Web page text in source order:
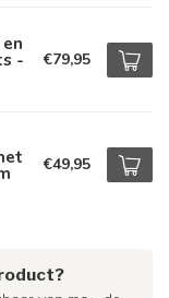
- €79,95
€49,95